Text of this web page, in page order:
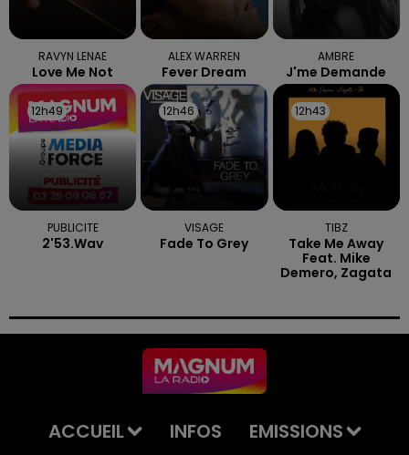
RAVYN LENAE
Love Me Not
ALEX WARREN
Fever Dream
AMBRE
J'me Demande
12h49
12h49
PUBLICITE
2'53.wav
12h46
12h46
VISAGE
Fade To Grey
12h43
12h43
TIBZ
Take Me Away
Feat. Mike
Demero, Zagata
ACCUEIL INFOS
EMISSIONS